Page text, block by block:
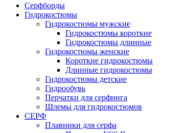
Серфборды
Гидрокостюмы
Гидрокостюмы мужские
Гидрокостюмы короткие
Гидрокостюмы длинные
Гидрокостюмы женские
Короткие гидрокостюмы
Длинные гидрокостюмы
Гидрокостюмы детские
Гидрообувь
Перчатки для серфинга
Шлемы для гидрокостюмов
СЕРФ
Плавники для серфа